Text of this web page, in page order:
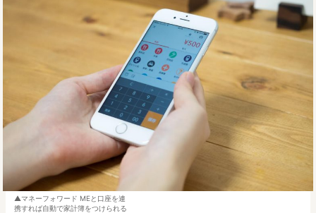
マネーフォワード MEと口座を連
携すれば自動で家計簿をつけられる